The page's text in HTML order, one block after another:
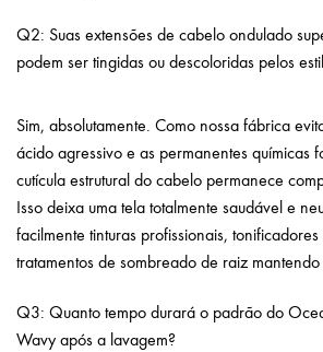
Q2: Suas extensões de cabelo ondulado
podem ser tingidas ou descoloridas pelos
Sim, absolutamente. Como nossa fábrica
ácido agressivo e as permanentes químicas
cutícula estrutural do cabelo permanece
Isso deixa uma tela totalmente saudável e
facilmente tinturas profissionais,
tratamentos de sombreado de raiz
Q3: Quanto tempo durará o padrão do
Wavy após a lavagem?